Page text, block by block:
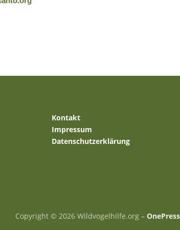
Kontakt
Impressum
Datenschutzerklärung
Copyright © 2026 Wildvogelhilfe.org – OnePress